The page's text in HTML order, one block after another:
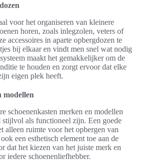
voor het organiseren van kleinere
horen, zoals inlegzolen, veters of
accessoires in aparte opbergdozen te
bij elkaar en vindt men snel wat nodig
maakt het gemakkelijker om de
te houden en zorgt ervoor dat elke
eigen plek heeft.
modellen
schoenenkasten merken en modellen
stijlvol als functioneel zijn. Een goede
alleen ruimte voor het opbergen van
een esthetisch element toe aan de
dat het kiezen van het juiste merk en
iedere schoenenliefhebber.